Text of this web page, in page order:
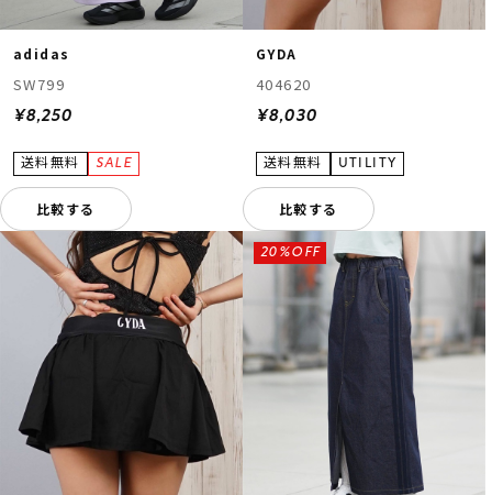
adidas
SW799
¥8,250
比較する
GYDA
404620
¥8,030
比較する
20%OFF